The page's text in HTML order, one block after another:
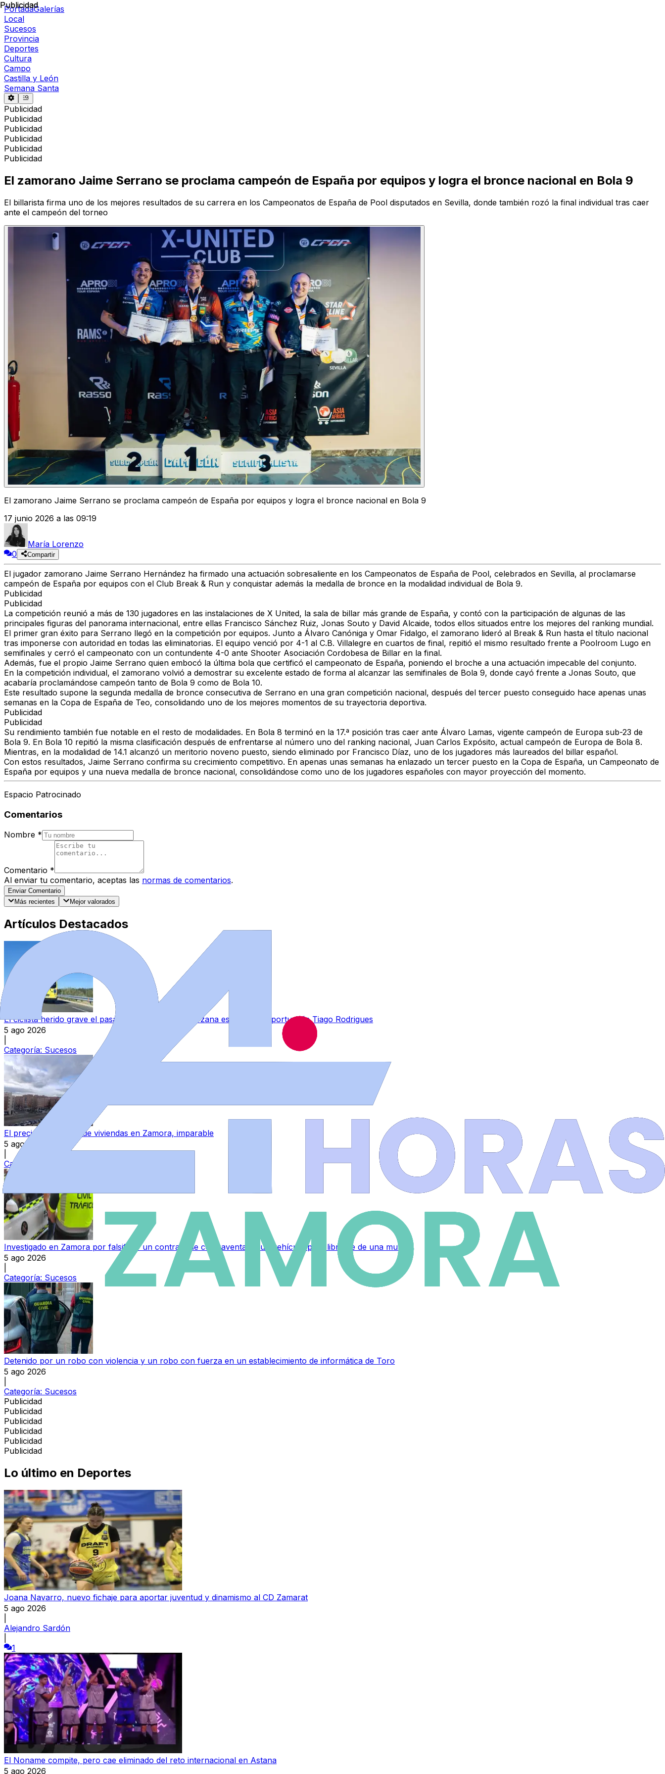
PortadaGalerías
Local
Sucesos
Provincia
Deportes
Cultura
Campo
Castilla y León
Semana Santa
Publicidad
Publicidad
Publicidad
Publicidad
Publicidad
Publicidad
Publicidad
El zamorano Jaime Serrano se proclama campeón de España por equipos y logra el bronce nacional en Bola 9
El billarista firma uno de los mejores resultados de su carrera en los Campeonatos de España de Pool disputados en Sevilla, donde también rozó la final individual tras caer
ante el campeón del torneo
El zamorano Jaime Serrano se proclama campeón de España por equipos y logra el bronce nacional en Bola 9
17 junio 2026 a las 09:19
María Lorenzo
0
Compartir
El jugador zamorano Jaime Serrano Hernández ha firmado una actuación sobresaliente en los Campeonatos de España de Pool, celebrados en Sevilla, al proclamarse
campeón de España por equipos con el Club Break & Run y conquistar además la medalla de bronce en la modalidad individual de Bola 9.
Publicidad
Publicidad
La competición reunió a más de 130 jugadores en las instalaciones de X United, la sala de billar más grande de España, y contó con la participación de algunas de las
principales figuras del panorama internacional, entre ellas Francisco Sánchez Ruiz, Jonas Souto y David Alcaide, todos ellos situados entre los mejores del ranking mundial.
El primer gran éxito para Serrano llegó en la competición por equipos. Junto a Álvaro Canóniga y Omar Fidalgo, el zamorano lideró al Break & Run hasta el título nacional
tras imponerse con autoridad en todas las eliminatorias. El equipo venció por 4-1 al C.B. Villalegre en cuartos de final, repitió el mismo resultado frente a Poolroom Lugo en
semifinales y cerró el campeonato con un contundente 4-0 ante Shooter Asociación Cordobesa de Billar en la final.
Además, fue el propio Jaime Serrano quien embocó la última bola que certificó el campeonato de España, poniendo el broche a una actuación impecable del conjunto.
En la competición individual, el zamorano volvió a demostrar su excelente estado de forma al alcanzar las semifinales de Bola 9, donde cayó frente a Jonas Souto, que
acabaría proclamándose campeón tanto de Bola 9 como de Bola 10.
Este resultado supone la segunda medalla de bronce consecutiva de Serrano en una gran competición nacional, después del tercer puesto conseguido hace apenas unas
semanas en la Copa de España de Teo, consolidando uno de los mejores momentos de su trayectoria deportiva.
Publicidad
Publicidad
Su rendimiento también fue notable en el resto de modalidades. En Bola 8 terminó en la 17.ª posición tras caer ante Álvaro Lamas, vigente campeón de Europa sub-23 de
Bola 9. En Bola 10 repitió la misma clasificación después de enfrentarse al número uno del ranking nacional, Juan Carlos Expósito, actual campeón de Europa de Bola 8.
Mientras, en la modalidad de 14.1 alcanzó un meritorio noveno puesto, siendo eliminado por Francisco Díaz, uno de los jugadores más laureados del billar español.
Con estos resultados, Jaime Serrano confirma su crecimiento competitivo. En apenas unas semanas ha enlazado un tercer puesto en la Copa de España, un Campeonato de
España por equipos y una nueva medalla de bronce nacional, consolidándose como uno de los jugadores españoles con mayor proyección del momento.
Espacio Patrocinado
Comentarios
Nombre *
Comentario *
Al enviar tu comentario, aceptas las normas de comentarios.
Enviar Comentario
Más recientes
Mejor valorados
Artículos Destacados
El ciclista herido grave el pasado domingo en Camarzana es el triatleta portugués Tiago Rodrigues
5 ago 2026
Categoría: Sucesos
El precio del alquiler de viviendas en Zamora, imparable
5 ago 2026
Categoría:
Investigado en Zamora por falsificar un contrato de contraventa de un vehículo para librarse de una multa
5 ago 2026
Categoría: Sucesos
Detenido por un robo con violencia y un robo con fuerza en un establecimiento de informática de Toro
5 ago 2026
Categoría: Sucesos
Publicidad
Publicidad
Publicidad
Publicidad
Publicidad
Publicidad
Lo último en Deportes
Joana Navarro, nuevo fichaje para aportar juventud y dinamismo al CD Zamarat
5 ago 2026
Alejandro Sardón
1
El Noname compite, pero cae eliminado del reto internacional en Astana
5 ago 2026
Publicidad